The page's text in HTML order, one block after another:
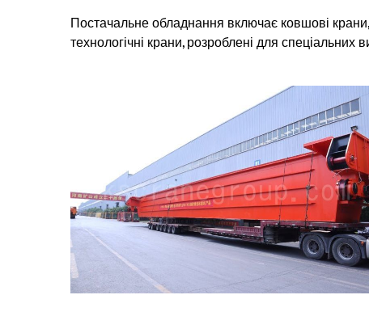
Постачальне обладнання включає ковшові крани,
технологічні крани, розроблені для